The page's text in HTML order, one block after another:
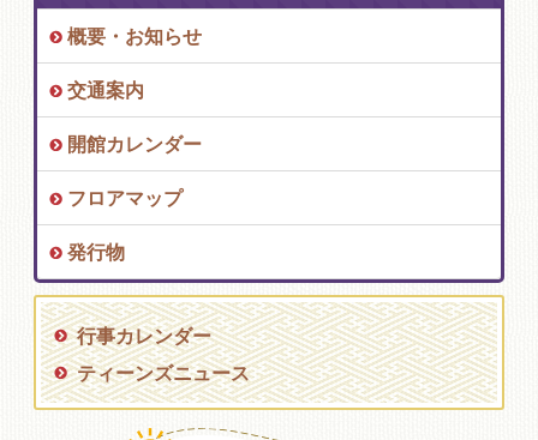
概要・お知らせ
交通案内
開館カレンダー
フロアマップ
発行物
行事カレンダー
ティーンズニュース